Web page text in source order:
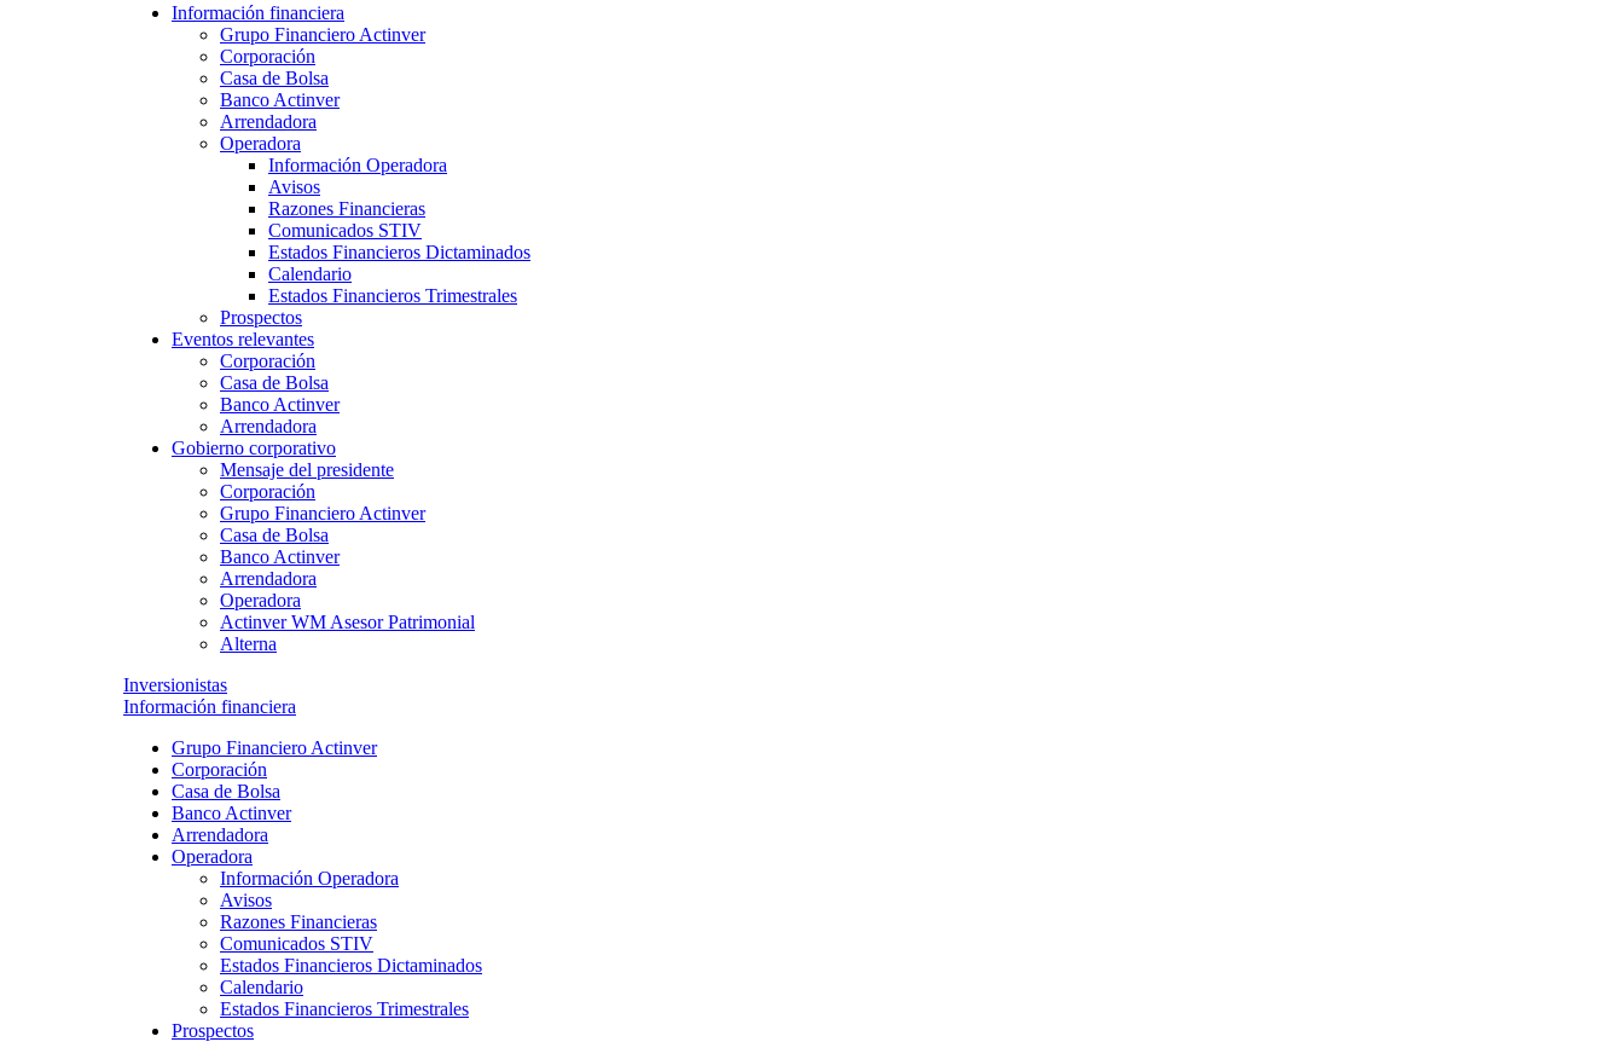
Información financiera
Grupo Financiero Actinver
Corporación
Casa de Bolsa
Banco Actinver
Arrendadora
Operadora
Información Operadora
Avisos
Razones Financieras
Comunicados STIV
Estados Financieros Dictaminados
Calendario
Estados Financieros Trimestrales
Prospectos
Eventos relevantes
Corporación
Casa de Bolsa
Banco Actinver
Arrendadora
Gobierno corporativo
Mensaje del presidente
Corporación
Grupo Financiero Actinver
Casa de Bolsa
Banco Actinver
Arrendadora
Operadora
Actinver WM Asesor Patrimonial
Alterna
Inversionistas
Información financiera
Grupo Financiero Actinver
Corporación
Casa de Bolsa
Banco Actinver
Arrendadora
Operadora
Información Operadora
Avisos
Razones Financieras
Comunicados STIV
Estados Financieros Dictaminados
Calendario
Estados Financieros Trimestrales
Prospectos